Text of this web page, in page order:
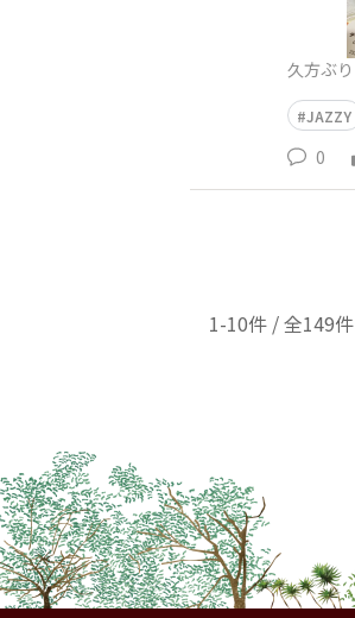
久方ぶ
JAZZY
0
1-10件 / 全149件